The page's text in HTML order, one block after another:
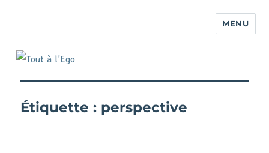
MENU
Étiquette : perspective